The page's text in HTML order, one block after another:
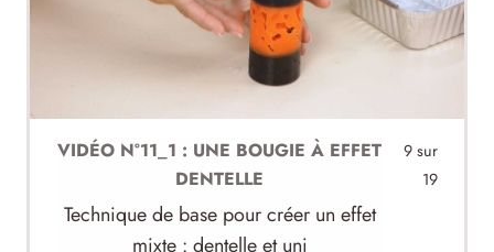
9 sur
19
VIDÉO N°11_1 : UNE BOUGIE À EFFET
DENTELLE
Technique de base pour créer un effet
mixte : dentelle et uni